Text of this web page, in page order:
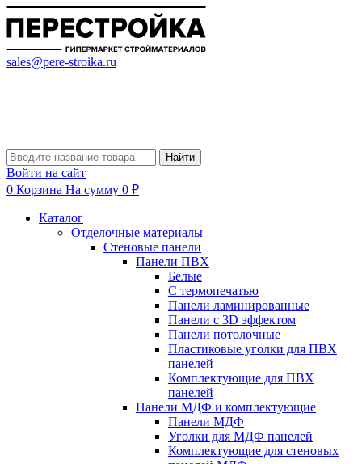
sales@pere-stroika.ru
Найти
Войти на сайт
0 Корзина На сумму 0 ₽
Каталог
Отделочные материалы
Стеновые панели
Панели ПВХ
Белые
С термопечатью
Панели ламинированные
Панели с 3D эффектом
Панели потолочные
Пластиковые уголки для ПВХ
панелей
Комплектующие для ПВХ
панелей
Панели МДФ и комплектующие
Панели МДФ
Уголки для МДФ панелей
Комплектующие для стеновых